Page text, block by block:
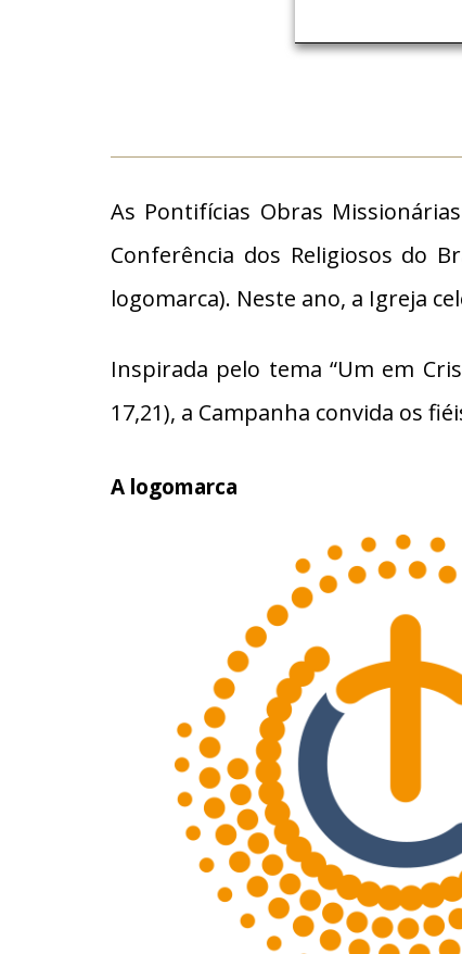
As Pontifícias Obras
Conferência dos Religiosos do
logomarca). Neste ano, a Igreja
Inspirada pelo tema “Um em
17,21), a Campanha convida os
A logomarca